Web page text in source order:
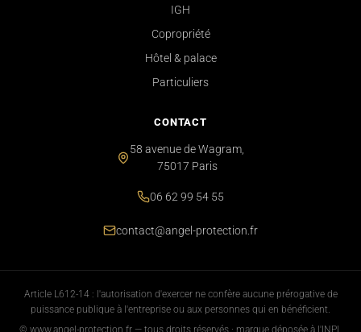
IGH
Copropriété
Hôtel & palace
Particuliers
CONTACT
58 avenue de Wagram,
75017 Paris
06 62 99 54 55
contact@angel-protection.fr
Article L612-14 : l'autorisation d'exercer ne confère aucune prérogative de
puissance publique à l'entreprise ou aux personnes qui en bénéficient.